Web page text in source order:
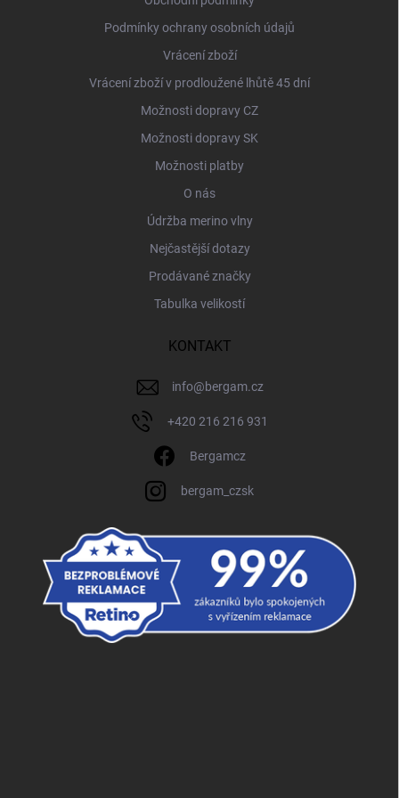
Podmínky ochrany osobních údajů
Vrácení zboží
Vrácení zboží v prodloužené lhůtě 45 dní
Možnosti dopravy CZ
Možnosti dopravy SK
Možnosti platby
O nás
Údržba merino vlny
Nejčastější dotazy
Prodávané značky
Tabulka velikostí
KONTAKT
info@bergam.cz
+420 216 216 931
Bergamcz
bergam_czsk